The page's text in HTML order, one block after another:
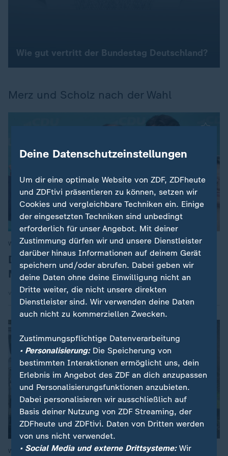
Wie gut vertritt der Bundestag Deutschland?
Merz und Scholz nach der Wahl
Analyse
Wahlgewinner, aber vieles offen
:
Die Herausforderungen des Friedrich
Merz
von Kristina Hofmann
Analyse
Wahlniederlage von Olaf Scholz
Deine Datenschutzeinstellungen
Um dir eine optimale Website von ZDF, ZDFheute
und ZDFtivi präsentieren zu können, setzen wir
Cookies und vergleichbare Techniken ein. Einige
der eingesetzten Techniken sind unbedingt
erforderlich für unser Angebot. Mit deiner
Zustimmung dürfen wir und unsere Dienstleister
darüber hinaus Informationen auf deinem Gerät
speichern und/oder abrufen. Dabei geben wir
deine Daten ohne deine Einwilligung nicht an
Dritte weiter, die nicht unsere direkten
Dienstleister sind. Wir verwenden deine Daten
auch nicht zu kommerziellen Zwecken.
Zustimmungspflichtige Datenverarbeitung
• Personalisierung:Die Speicherung von
bestimmten Interaktionen ermöglicht uns, dein
Erlebnis im Angebot des ZDF an dich anzupassen
und Personalisierungsfunktionen anzubieten.
Dabei personalisieren wir ausschließlich auf
Basis deiner Nutzung von ZDF Streaming, der
ZDFheute und ZDFtivi. Daten von Dritten werden
von uns nicht verwendet.
• Social Media und externe Drittsysteme:Wir